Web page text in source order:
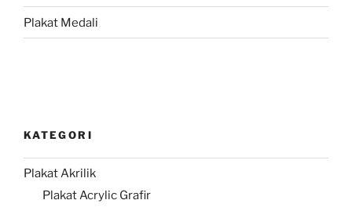
Plakat Medali
KATEGORI
Plakat Akrilik
Plakat Acrylic Grafir